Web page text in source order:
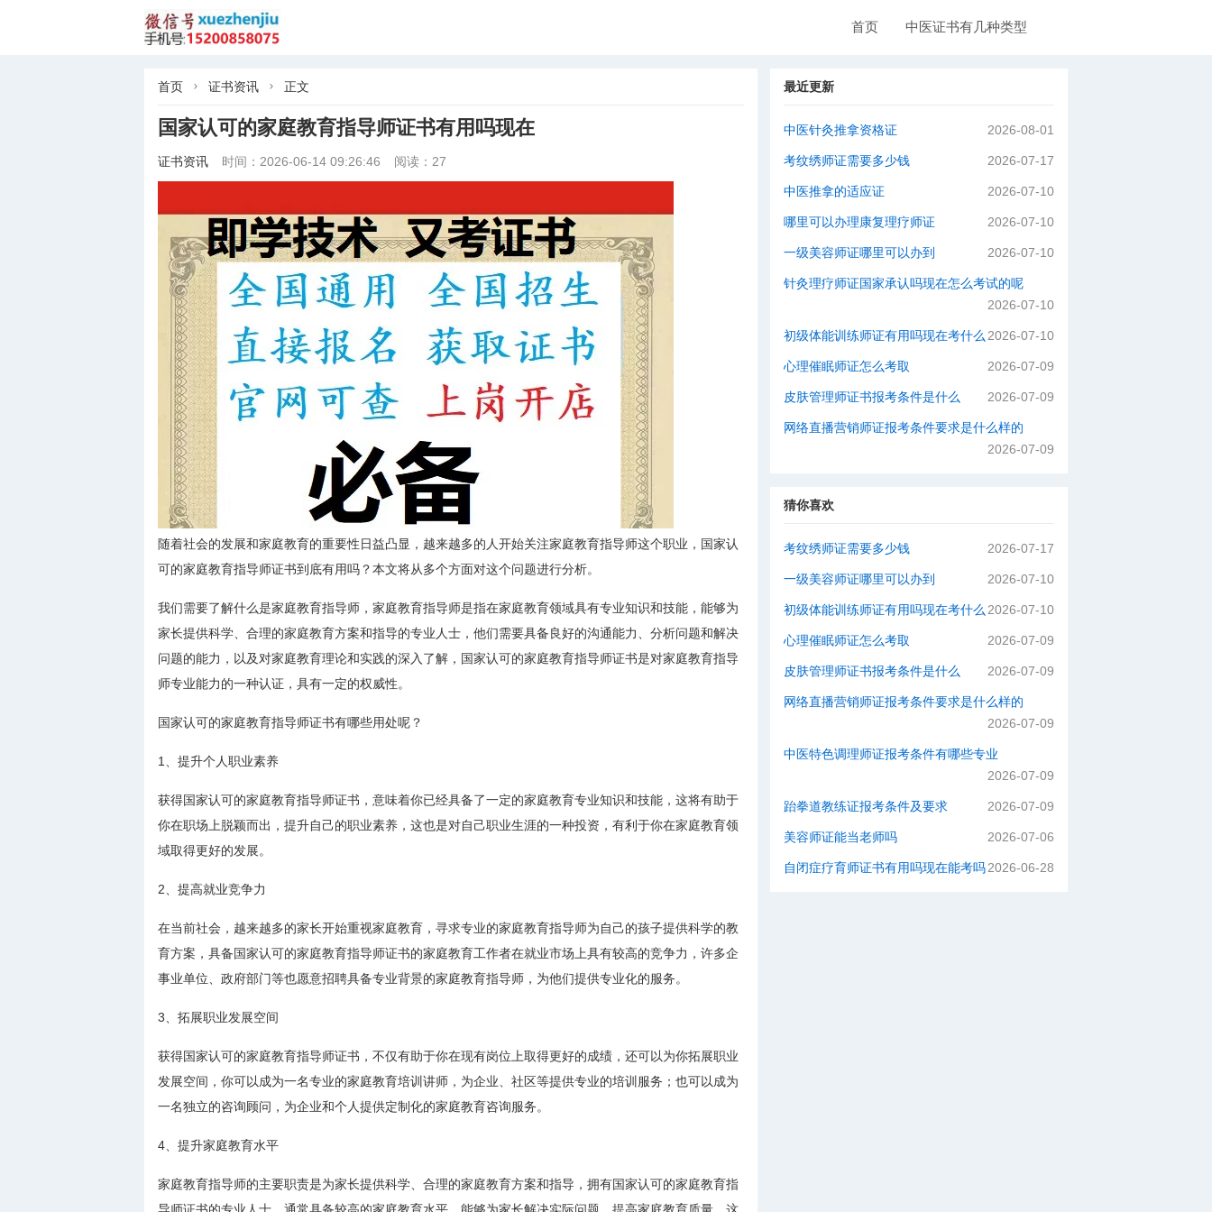
首页 中医证书有几种类型
首页  证书资讯  正文
国家认可的家庭教育指导师证书有用吗现在
证书资讯 时间：2026-06-14 09:26:46 阅读：27
随着社会的发展和家庭教育的重要性日益凸显，越来越多的人开始关注家庭教育指导师这个职业，国家认
可的家庭教育指导师证书到底有用吗？本文将从多个方面对这个问题进行分析。
我们需要了解什么是家庭教育指导师，家庭教育指导师是指在家庭教育领域具有专业知识和技能，能够为
家长提供科学、合理的家庭教育方案和指导的专业人士，他们需要具备良好的沟通能力、分析问题和解决
问题的能力，以及对家庭教育理论和实践的深入了解，国家认可的家庭教育指导师证书是对家庭教育指导
师专业能力的一种认证，具有一定的权威性。
国家认可的家庭教育指导师证书有哪些用处呢？
1、提升个人职业素养
获得国家认可的家庭教育指导师证书，意味着你已经具备了一定的家庭教育专业知识和技能，这将有助于
你在职场上脱颖而出，提升自己的职业素养，这也是对自己职业生涯的一种投资，有利于你在家庭教育领
域取得更好的发展。
2、提高就业竞争力
在当前社会，越来越多的家长开始重视家庭教育，寻求专业的家庭教育指导师为自己的孩子提供科学的教
育方案，具备国家认可的家庭教育指导师证书的家庭教育工作者在就业市场上具有较高的竞争力，许多企
事业单位、政府部门等也愿意招聘具备专业背景的家庭教育指导师，为他们提供专业化的服务。
3、拓展职业发展空间
获得国家认可的家庭教育指导师证书，不仅有助于你在现有岗位上取得更好的成绩，还可以为你拓展职业
发展空间，你可以成为一名专业的家庭教育培训讲师，为企业、社区等提供专业的培训服务；也可以成为
一名独立的咨询顾问，为企业和个人提供定制化的家庭教育咨询服务。
4、提升家庭教育水平
家庭教育指导师的主要职责是为家长提供科学、合理的家庭教育方案和指导，拥有国家认可的家庭教育指
最近更新
中医针灸推拿资格证 2026-08-01
考纹绣师证需要多少钱 2026-07-17
中医推拿的适应证 2026-07-10
哪里可以办理康复理疗师证 2026-07-10
一级美容师证哪里可以办到 2026-07-10
针灸理疗师证国家承认吗现在怎么考试的呢
2026-07-10
初级体能训练师证有用吗现在考什么 2026-07-10
心理催眠师证怎么考取 2026-07-09
皮肤管理师证书报考条件是什么 2026-07-09
网络直播营销师证报考条件要求是什么样的
2026-07-09
猜你喜欢
考纹绣师证需要多少钱 2026-07-17
一级美容师证哪里可以办到 2026-07-10
初级体能训练师证有用吗现在考什么 2026-07-10
心理催眠师证怎么考取 2026-07-09
皮肤管理师证书报考条件是什么 2026-07-09
网络直播营销师证报考条件要求是什么样的
2026-07-09
中医特色调理师证报考条件有哪些专业
2026-07-09
跆拳道教练证报考条件及要求 2026-07-09
美容师证能当老师吗 2026-07-06
自闭症疗育师证书有用吗现在能考吗2026-06-28